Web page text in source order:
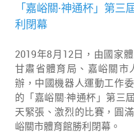
「嘉峪關·神通杯」第
利閉幕
2019年8月12日，由國家
甘肅省體育局、嘉峪關市
辦，中國機器人運動工作
的「嘉峪關·神通杯」第三
天緊張、激烈的比賽，圓
峪關市體育館勝利閉幕。